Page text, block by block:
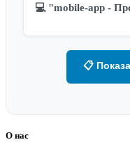
💻 "mobile-app -
📋
О нас